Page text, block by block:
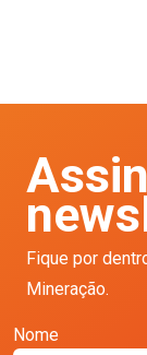
Fique por
Mineração.
Nome